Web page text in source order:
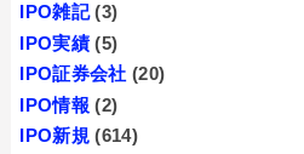
IPO雑記 (3)
IPO実績 (5)
IPO証券会社 (20)
IPO情報 (2)
IPO新規 (614)